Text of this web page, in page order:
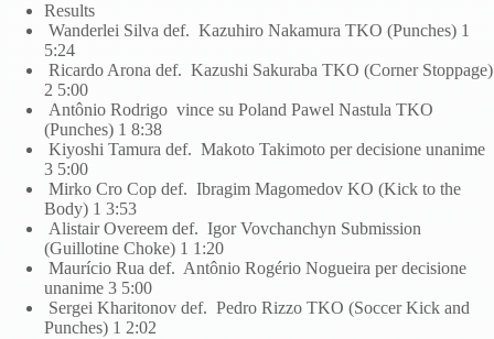
Results
Wanderlei Silva def. Kazuhiro Nakamura TKO (Punches) 1
5:24
Ricardo Arona def. Kazushi Sakuraba TKO (Corner Stoppage)
2 5:00
Antônio Rodrigo vince su Poland Pawel Nastula TKO
(Punches) 1 8:38
Kiyoshi Tamura def. Makoto Takimoto per decisione unanime
3 5:00
Mirko Cro Cop def. Ibragim Magomedov KO (Kick to the
Body) 1 3:53
Alistair Overeem def. Igor Vovchanchyn Submission
(Guillotine Choke) 1 1:20
Maurício Rua def. Antônio Rogério Nogueira per decisione
unanime 3 5:00
Sergei Kharitonov def. Pedro Rizzo TKO (Soccer Kick and
Punches) 1 2:02